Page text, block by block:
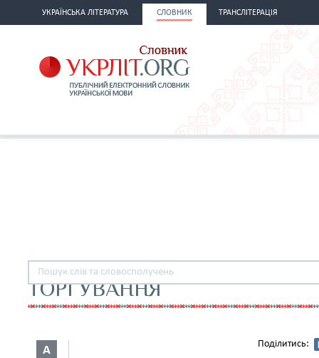
УКРАЇНСЬКА ЛІТЕРАТУРА СЛОВНИК ТРАНСЛІТЕРАЦІЯ
ТОРГУВАННЯ
А Поділитись: